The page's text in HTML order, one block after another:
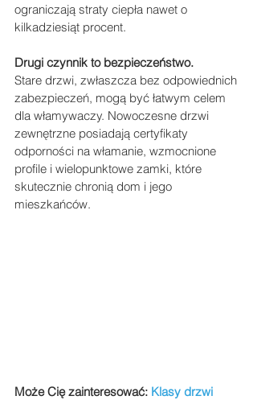
ograniczają straty ciepła nawet o
kilkadziesiąt procent.
Drugi czynnik to bezpieczeństwo.
Stare drzwi, zwłaszcza bez odpowiednich
zabezpieczeń, mogą być łatwym celem
dla włamywaczy. Nowoczesne drzwi
zewnętrzne posiadają certyfikaty
odporności na włamanie, wzmocnione
profile i wielopunktowe zamki, które
skutecznie chronią dom i jego
mieszkańców.
Może Cię zainteresować: Klasy drzwi